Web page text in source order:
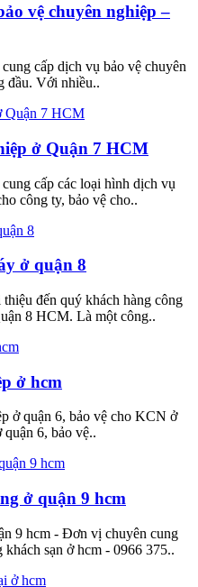
vệ chuyên nghiệp –
cấp dịch vụ bảo vệ chuyên
đầu. Với nhiều..
ở Quận 7 HCM
cấp các loại hình dịch vụ
công ty, bảo vệ cho..
ở quận 8
đến quý khách hàng công
8 HCM. Là một công..
ở hcm
ở quận 6, bảo vệ cho KCN ở
6, bảo vệ..
ở quận 9 hcm
9 hcm - Đơn vị chuyên cung
khách sạn ở hcm - 0966 375..